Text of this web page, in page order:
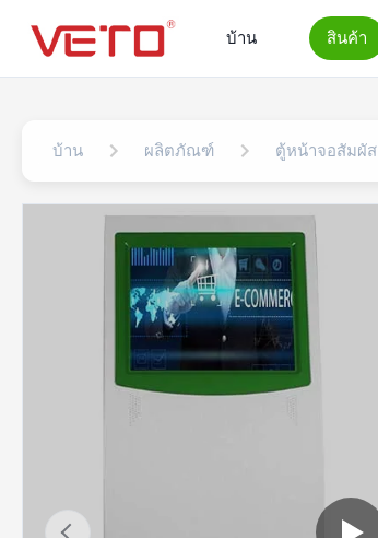
บ้าน สินค้า
บ้าน ผลิตภัณฑ์ ตู้หน้าจอสัมผัส